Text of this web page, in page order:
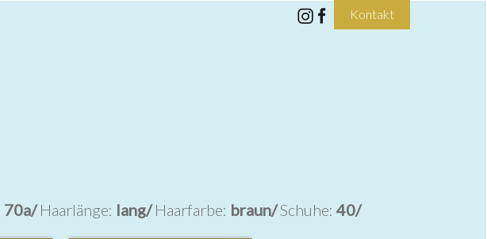
Kontakt
70a/Haarlänge: lang/Haarfarbe: braun/Schuhe: 40/